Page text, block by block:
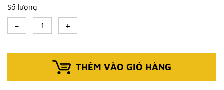
Số lượng
- +
THÊM VÀO GIỎ HÀNG